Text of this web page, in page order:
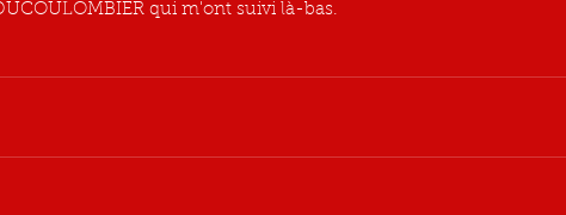
qui m'ont suivi là-bas.